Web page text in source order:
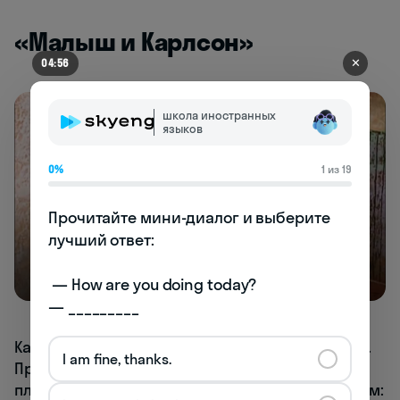
«Малыш и Карлсон»
Карлсон грустно говорит, что он лучше собаки.
Пронзительно и трагично, в детстве мы все
плакали. Если вы не заметили, то рассказываем:
04:49 ✕
школа иностранных
языков
0% 1 из 19
Прочитайте мини-диалог и выберите
лучший ответ:
— _________
I am fine, thanks.